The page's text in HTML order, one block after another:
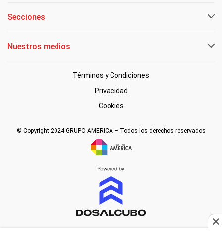
Secciones
Nuestros medios
Términos y Condiciones
Privacidad
Cookies
© Copyright 2024 GRUPO AMERICA – Todos los derechos reservados